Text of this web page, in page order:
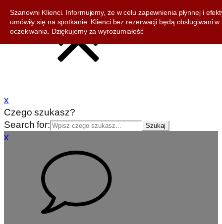
x
Czego szukasz?
Search for:
x
Szanowni Klienci. Informujemy, że w celu zapewnienia płynnej i
umówiły się na spotkanie. Klienci bez rezerwacji będą obsługiwani
oczekiwania. Dziękujemy za wyrozumiałość